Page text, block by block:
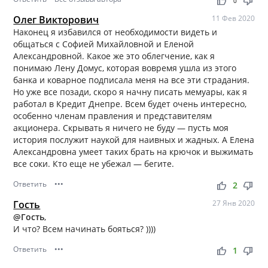
Олег Викторович 11 Фев 2020
Наконец я избавился от необходимости видеть и
общаться с Софией Михайловной и Еленой
Александровной. Какое же это облегчение, как я
понимаю Лену Домус, которая вовремя ушла из этого
банка и коварное подписала меня на все эти страдания.
Но уже все позади, скоро я начну писать мемуары, как я
работал в Кредит Днепре. Всем будет очень интересно,
особенно членам правления и представителям
акционера. Скрывать я ничего не буду — пусть моя
история послужит наукой для наивных и жадных. А Елена
Александровна умеет таких брать на крючок и выжимать
все соки. Кто еще не убежал — бегите.
Ответить ••• thumb_up thumb_down
2
Гость 27 Янв 2020
@Гость,
И что? Всем начинать бояться? ))))
Ответить ••• thumb_up thumb_down
1